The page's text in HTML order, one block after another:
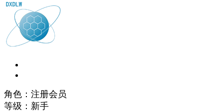
角色：注册会员
等级：新手